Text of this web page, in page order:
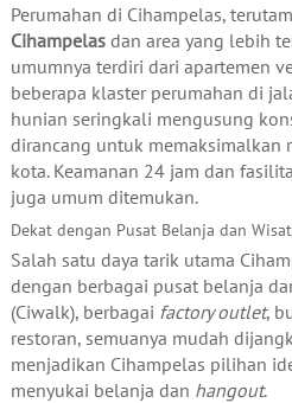
Perumahan di Cihampelas,
Cihampelasdan area yang lebih
umumnya terdiri dari apartemen
beberapa klaster perumahan di
hunian seringkali mengusung
dirancang untuk memaksimalkan
kota. Keamanan 24 jam dan
juga umum ditemukan.
Dekat dengan Pusat Belanja dan
Salah satu daya tarik utama
dengan berbagai pusat belanja
(Ciwalk), berbagai factory outlet,
restoran, semuanya mudah
menjadikan Cihampelas pilihan
menyukai belanja dan hangout.